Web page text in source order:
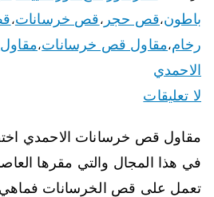
باطون،قص حجر ،قص خرسانات،
رخام،مقاول قص خرسانات،
الاحمدي
لا تعليقات
مقاول قص خرسانات الاحمدي
في هذا المجال والتي مقرها
تعمل على قص الخرسانات فماهي